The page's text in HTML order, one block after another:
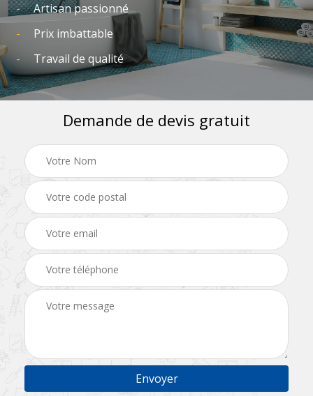
Artisan passionné
Prix imbattable
Travail de qualité
Demande de devis gratuit